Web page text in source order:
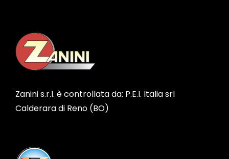
Zanini s.r.l. è controllata da: P.E.I. Italia srl
Calderara di Reno (BO)